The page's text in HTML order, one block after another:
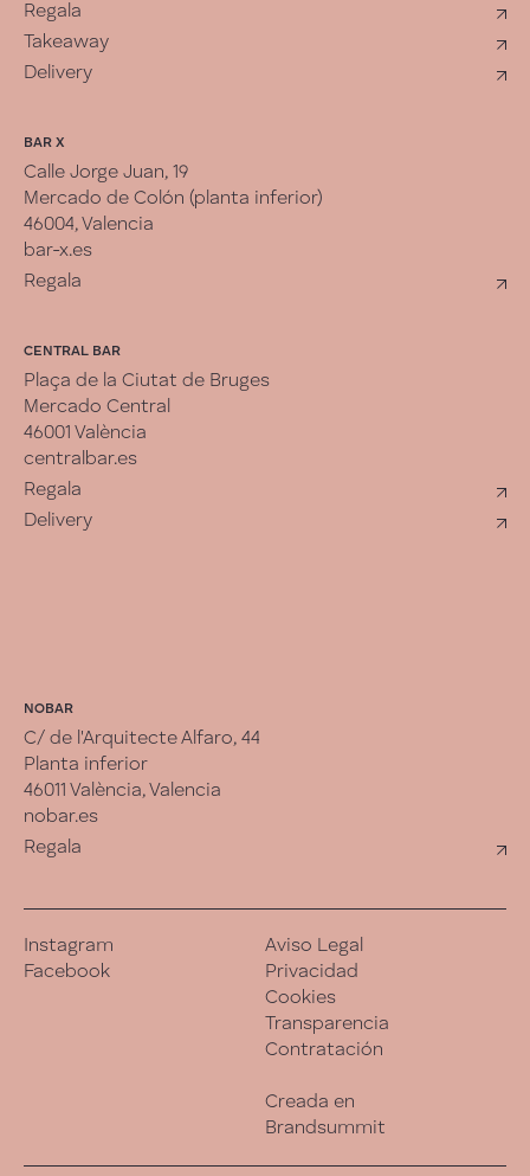
Regala
Takeaway
Delivery
BAR X
Calle Jorge Juan, 19
Mercado de Colón (planta inferior)
46004, Valencia
bar-x.es
Regala
CENTRAL BAR
Plaça de la Ciutat de Bruges
Mercado Central
46001 València
centralbar.es
Regala
Delivery
NOBAR
C/ de l'Arquitecte Alfaro, 44
Planta inferior
46011 València, Valencia
nobar.es
Regala
Instagram
Facebook
Aviso Legal
Privacidad
Cookies
Transparencia
Contratación
Creada en
Brandsummit